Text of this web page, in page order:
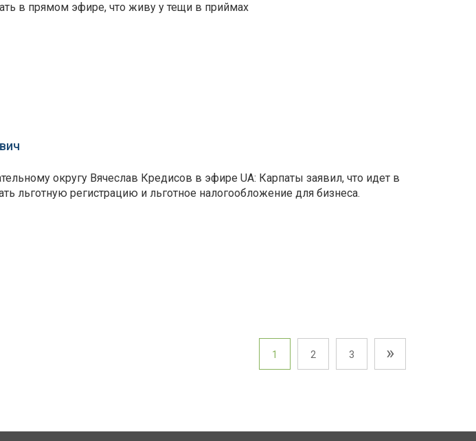
в прямом эфире, что живу у тещи в приймах
округу Вячеслав Кредисов в эфире UA: Карпаты заявил, что идет в
льготную регистрацию и льготное налогообложение для бизнеса.
1 2 3 »